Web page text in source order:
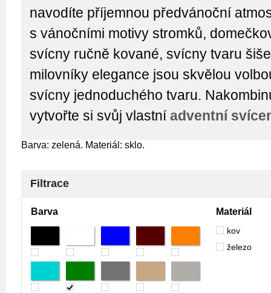
navodíte příjemnou předvánoční
s vánočními motivy stromků,
svícny ručně kované, svícny tvaru
milovníky elegance jsou skvělou
svícny jednoduchého tvaru.
vytvořte si svůj vlastníadventní
Barva: zelená. Materiál: sklo.
Filtrace
Barva Materiál
kov
železo